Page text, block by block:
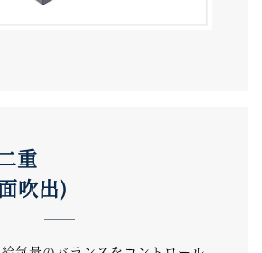
重
吹出)